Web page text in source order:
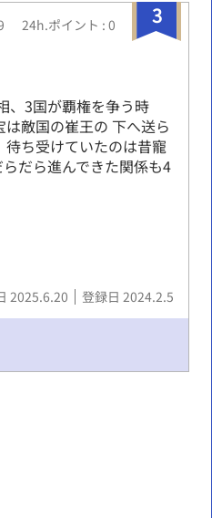
3
24h.ポイント : 0
、3国が覇権を争う時
敵国の崔王の 下へ送ら
ち受けていたのは昔寵
だら進んできた関係も4
2025.6.20 登録日 2024.2.5